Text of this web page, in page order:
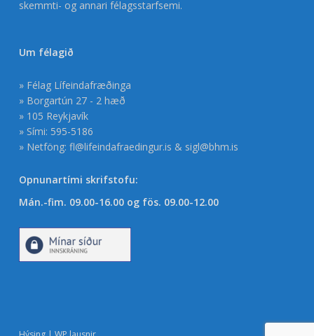
skemmti- og annari félagsstarfsemi.
Um félagið
» Félag Lífeindafræðinga
» Borgartún 27 - 2 hæð
» 105 Reykjavík
» Sími: 595-5186
» Netföng: fl@lifeindafraedingur.is & sigl@bhm.is
Opnunartími skrifstofu:
Mán.-fim. 09.00-16.00 og fös. 09.00-12.00